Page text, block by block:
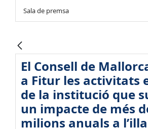
Sala de premsa
El Consell de
a Fitur les activitats
de la institució que
un impacte de més
milions anuals a l’illa